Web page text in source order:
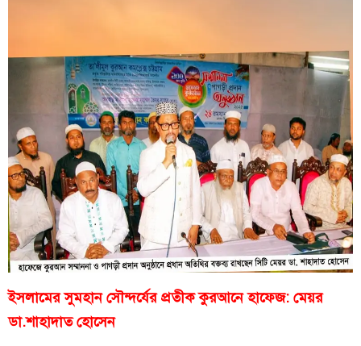
ইসলামের সুমহান সৌন্দর্যের প্রতীক কুরআনে হাফেজ: মেয়র
ডা.শাহাদাত হোসেন